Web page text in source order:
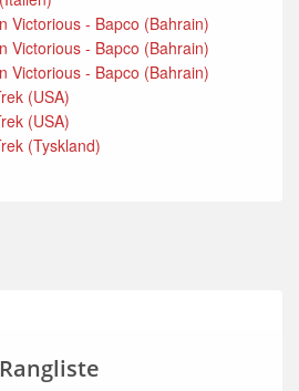
Victorious - Bapco (Bahrain)
Victorious - Bapco (Bahrain)
Victorious - Bapco (Bahrain)
(USA)
(USA)
(Tyskland)